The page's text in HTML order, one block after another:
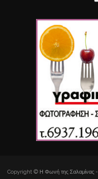
Copyright © Η Φωνή της